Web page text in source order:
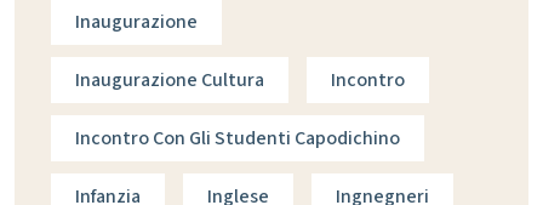
Inaugurazione
Inaugurazione Cultura Incontro
Incontro Con Gli Studenti Capodichino
Infanzia Inglese Ingnegneri